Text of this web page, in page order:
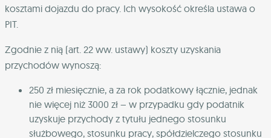
kosztami dojazdu do pracy. Ich wysokość określa ustawa o
PIT.
Zgodnie z nią (art. 22 ww. ustawy) koszty uzyskania
przychodów wynoszą:
250 zł miesięcznie, a za rok podatkowy łącznie, jednak
nie więcej niż 3000 zł – w przypadku gdy podatnik
uzyskuje przychody z tytułu jednego stosunku
służbowego, stosunku pracy, spółdzielczego stosunku